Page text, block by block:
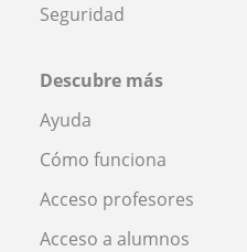
Seguridad
Descubre más
Ayuda
Cómo funciona
Acceso profesores
Acceso a alumnos